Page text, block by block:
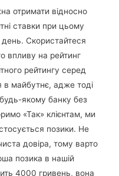
отримати відносно
ставки при цьому
день. Скористайтеся
впливу на рейтинг
рейтингу серед
в майбутнє, адже тоді
якому банку без
«Так» клієнтам, ми
позики. Не
довіра, тому варто
позика в нашій
4000 гривень, вона